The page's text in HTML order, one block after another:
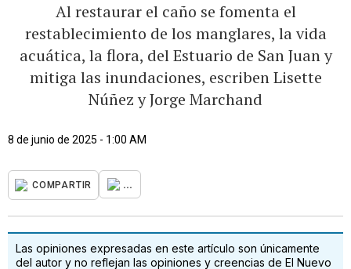
Al restaurar el caño se fomenta el
restablecimiento de los manglares, la vida
acuática, la flora, del Estuario de San Juan y
mitiga las inundaciones, escriben Lisette
Núñez y Jorge Marchand
8 de junio de 2025 - 1:00 AM
COMPARTIR ...
Las opiniones expresadas en este artículo son únicamente
del autor y no reflejan las opiniones y creencias de El Nuevo